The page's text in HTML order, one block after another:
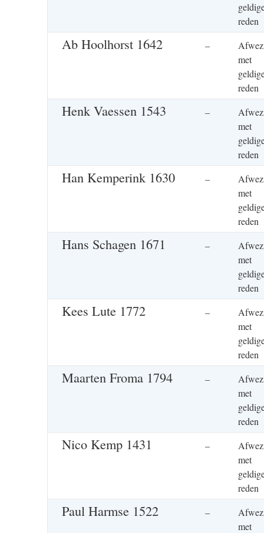
Ab Hoolhorst 1642 –
met
Henk Vaessen 1543 –
met
Han Kemperink 1630 –
met
Hans Schagen 1671 –
met
Kees Lute 1772 –
met
Maarten Froma 1794 –
met
Nico Kemp 1431 –
met
Paul Harmse 1522 –
met